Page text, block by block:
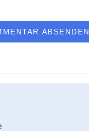
ABSENDEN